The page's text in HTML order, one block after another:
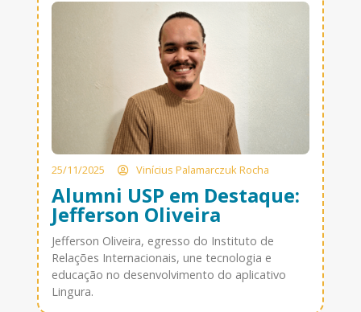
25/11/2025 Vinícius Palamarczuk Rocha
Alumni USP em Destaque:
Jefferson Oliveira
Jefferson Oliveira, egresso do Instituto de
Relações Internacionais, une tecnologia e
educação no desenvolvimento do aplicativo
Lingura.